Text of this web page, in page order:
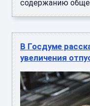
содержанию
В Госдуме
увеличения